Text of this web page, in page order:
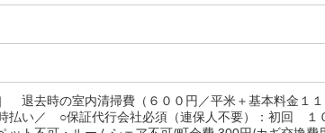
退去時の室内清掃費（６００円／平米＋基本料金１１
払い／ ○保証代行会社必須（連保人不要）：初回 １